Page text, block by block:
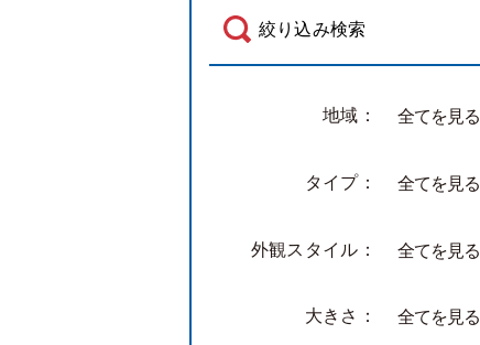
絞り込み検索
地域： 全てを見る
タイプ： 全てを見る
外観スタイル： 全てを見る
大きさ： 全てを見る